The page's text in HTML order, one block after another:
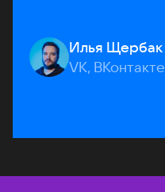
Илья Щербак
VK, ВКонтакте